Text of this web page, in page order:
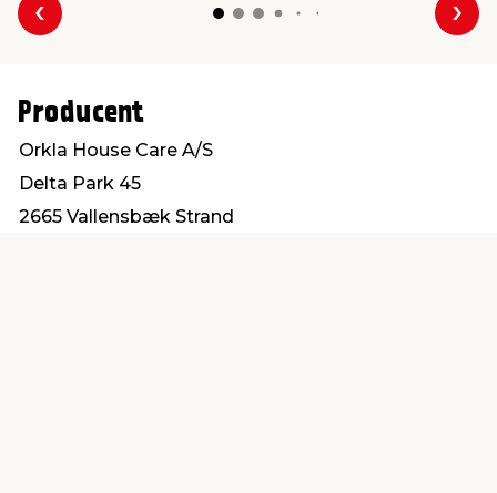
Forrige
Producent
Orkla House Care A/S
Delta Park 45
2665 Vallensbæk Strand